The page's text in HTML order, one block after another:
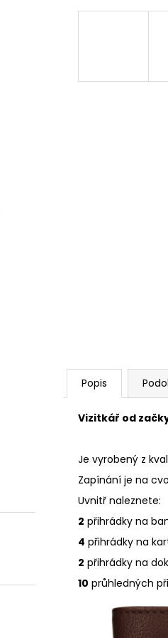
Popis
Vizitkář od
Je vyrobený z
Zapínání je na
Uvnitř naleznete:
2 přihrádky na
4 přihrádky na
2 přihrádky na
10 průhledných